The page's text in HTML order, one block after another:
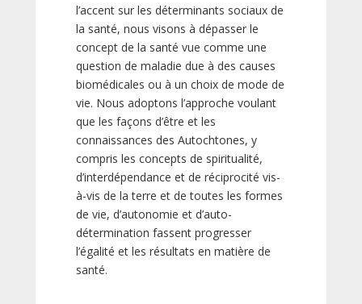
l’accent sur les déterminants sociaux de
la santé, nous visons à dépasser le
concept de la santé vue comme une
question de maladie due à des causes
biomédicales ou à un choix de mode de
vie. Nous adoptons l’approche voulant
que les façons d’être et les
connaissances des Autochtones, y
compris les concepts de spiritualité,
d’interdépendance et de réciprocité vis-
à-vis de la terre et de toutes les formes
de vie, d’autonomie et d’auto-
détermination fassent progresser
l’égalité et les résultats en matière de
santé.